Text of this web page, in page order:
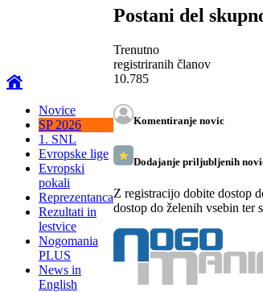
Novice
SP 2026
1. SNL
Evropske lige
Evropski
pokali
Reprezentanca
Rezultati in
lestvice
Nogomania
PLUS
News in
English
Postani del
Trenutno
registriranih članov
10.785
Komentiranje novic
Dodajanje priljubljenih
Z registracijo dobite dostop
dostop do želenih vsebin ter